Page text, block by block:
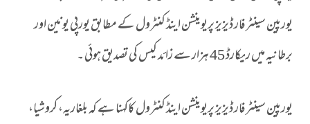
یورپین سینٹر فار ڈیزیز پریوینشن اینڈ کنٹرول کے مطابق یورپی یونین اور
برطانیہ میں ریکارڈ 45 ہزار سے زائد کیس کی تصدیق ہوئی ۔
یورپین سینٹر فار ڈیزیز پریوینشن اینڈ کنٹرول کاکہنا ہے کہ بلغاریہ، کروشیا،